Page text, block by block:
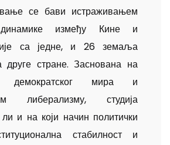
се бави истраживањем
динамике између Кине и
са једне, и 26 земаља
друге стране. Заснована на
демократског мира и
либерализму, студија
и на који начин политички
стабилност и